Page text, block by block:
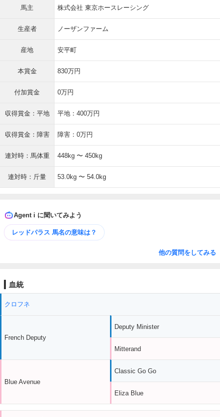
馬主 株式会社 東京ホースレーシング
生産者 ノーザンファーム
産地 安平町
本賞金 830万円
付加賞金 0万円
収得賞金：平地 平地：400万円
収得賞金：障害 障害：0万円
連対時：馬体重 448kg 〜 450kg
連対時：斤量 53.0kg 〜 54.0kg
Agent i に聞いてみよう
レッドパラス 馬名の意味は？
他の質問をしてみる
血統
クロフネ
French Deputy
Blue Avenue
Deputy Minister
Mitterand
Classic Go Go
Eliza Blue